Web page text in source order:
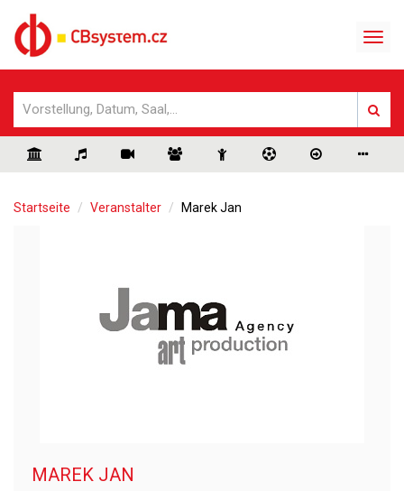
Startseite Veranstalter Marek Jan
MAREK JAN